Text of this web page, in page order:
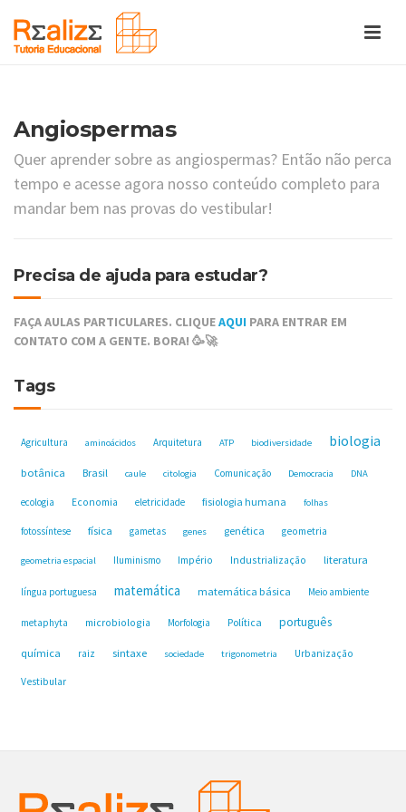
Angiospermas
Quer aprender sobre as angiospermas? Então não perca
tempo e acesse agora nosso conteúdo completo para
mandar bem nas provas do vestibular!
Precisa de ajuda para estudar?
FAÇA AULAS PARTICULARES. CLIQUEAQUI PARA ENTRAR EM
CONTATO COM A GENTE. BORA! 🥳🚀
Tags
Agricultura aminoácidos Arquitetura ATP biodiversidade biologia
botânica Brasil caule citologia Comunicação Democracia DNA
ecologia Economia eletricidade fisiologia humana folhas
fotossíntese física gametas genes genética geometria
geometria espacial Iluminismo Império Industrialização literatura
língua portuguesa matemática matemática básica Meio ambiente
metaphyta microbiologia Morfologia Política português
química raiz sintaxe sociedade trigonometria Urbanização
Vestibular